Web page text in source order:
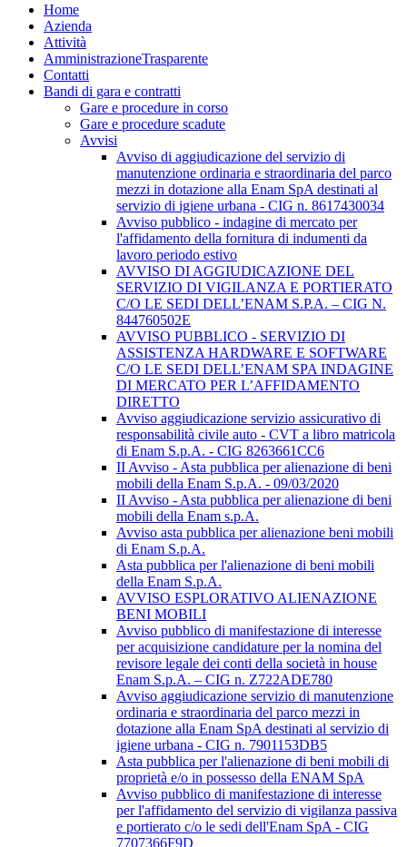
Home
Azienda
Attività
AmministrazioneTrasparente
Contatti
Bandi di gara e contratti
Gare e procedure in corso
Gare e procedure scadute
Avvisi
Avviso di aggiudicazione del servizio di
manutenzione ordinaria e straordinaria del parco
mezzi in dotazione alla Enam SpA destinati al
servizio di igiene urbana - CIG n. 8617430034
Avviso pubblico - indagine di mercato per
l'affidamento della fornitura di indumenti da
lavoro periodo estivo
AVVISO DI AGGIUDICAZIONE DEL
SERVIZIO DI VIGILANZA E PORTIERATO
C/O LE SEDI DELL’ENAM S.P.A. – CIG N.
844760502E
AVVISO PUBBLICO - SERVIZIO DI
ASSISTENZA HARDWARE E SOFTWARE
C/O LE SEDI DELL’ENAM SPA INDAGINE
DI MERCATO PER L’AFFIDAMENTO
DIRETTO
Avviso aggiudicazione servizio assicurativo di
responsabilità civile auto - CVT a libro matricola
di Enam S.p.A. - CIG 8263661CC6
II Avviso - Asta pubblica per alienazione di beni
mobili della Enam S.p.A. - 09/03/2020
II Avviso - Asta pubblica per alienazione di beni
mobili della Enam s.p.A.
Avviso asta pubblica per alienazione beni mobili
di Enam S.p.A.
Asta pubblica per l'alienazione di beni mobili
della Enam S.p.A.
AVVISO ESPLORATIVO ALIENAZIONE
BENI MOBILI
Avviso pubblico di manifestazione di interesse
per acquisizione candidature per la nomina del
revisore legale dei conti della società in house
Enam S.p.A. – CIG n. Z722ADE780
Avviso aggiudicazione servizio di manutenzione
ordinaria e straordinaria del parco mezzi in
dotazione alla Enam SpA destinati al servizio di
igiene urbana - CIG n. 7901153DB5
Asta pubblica per l'alienazione di beni mobili di
proprietà e/o in possesso della ENAM SpA
Avviso pubblico di manifestazione di interesse
per l'affidamento del servizio di vigilanza passiva
e portierato c/o le sedi dell'Enam SpA - CIG
7707366F9D